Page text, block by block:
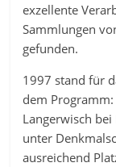
exzellente
Sammlungen
gefunden.
1997 stand für
dem
Langerwisch
unter
ausreichend